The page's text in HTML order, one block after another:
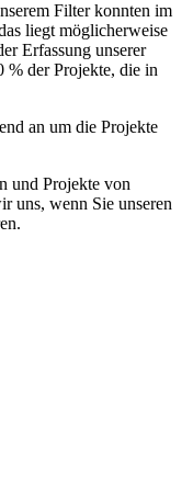
Filter konnten im
liegt möglicherweise
Erfassung unserer
% der Projekte, die in
an um die Projekte
und Projekte von
uns, wenn Sie unseren